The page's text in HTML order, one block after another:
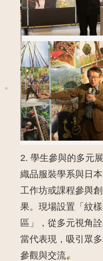
2. 學生參與的多元
織品服裝學系與日
工作坊或課程參與
果。現場設置「紋
區」，從多元視角
當代表現，吸引眾
參觀與交流。